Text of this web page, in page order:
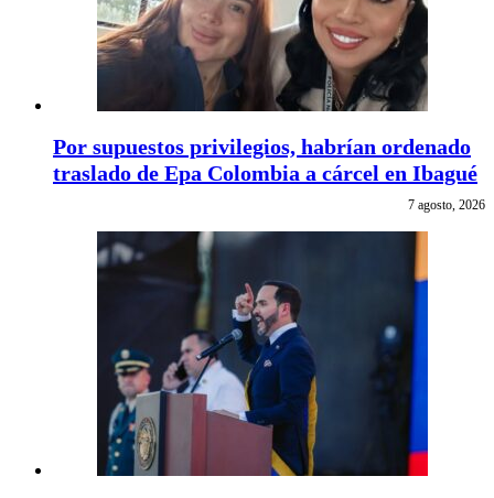
Por supuestos privilegios, habrían ordenado
traslado de Epa Colombia a cárcel en Ibagué
7 agosto, 2026